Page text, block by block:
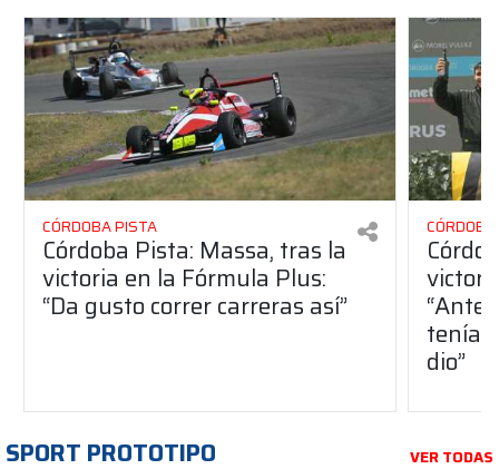
CÓRDOBA PISTA
Córdoba Pista: Massa, tras la
victoria en la Fórmula Plus:
“Da gusto correr carreras así”
dio”
SPORT PROTOTIPO VER TODAS